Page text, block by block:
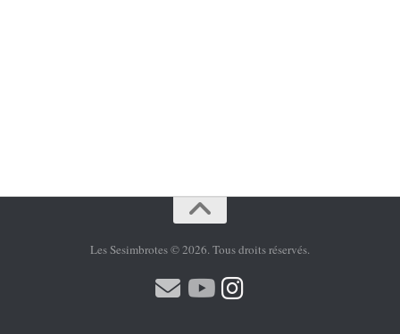
Les Sesimbrotes © 2026. Tous droits réservés.